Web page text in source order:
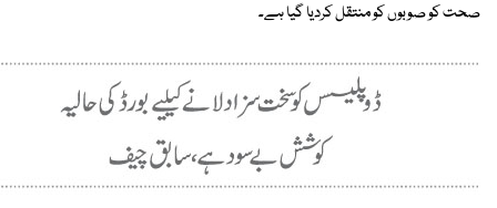
صحت کو صوبوں کو منتقل کردیا گیا ہے۔